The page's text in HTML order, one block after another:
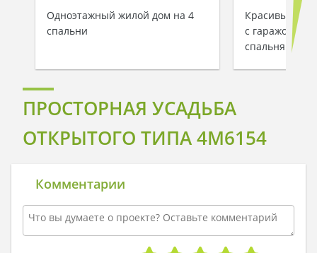
Одноэтажный жилой дом на 4
спальни
Красивый
с гаражом и
спальнями
ПРОСТОРНАЯ УСАДЬБА
ОТКРЫТОГО ТИПА 4M6154
Комментарии